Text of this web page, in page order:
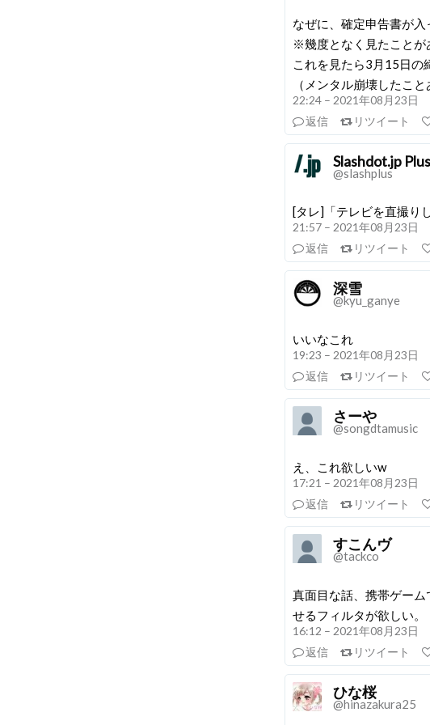
なぜに、確定申告書が入
※幾度となく見たことが
これを見たら3月15日の
（メンタル崩壊したこと
22:24 – 2021年08月23日
返信
リツイート
Slashdot.jp Plus
@slashplus
[タレ]「テレビを直撮り
21:57 – 2021年08月23日
返信
リツイート
深雪
@kyu_ganye
いいなこれ
19:23 – 2021年08月23日
返信
リツイート
さーや
@songdtamusic
え、これ欲しいw
17:21 – 2021年08月23日
返信
リツイート
すこんヴ
@tackco
真面目な話、携帯ゲー
せるフィルタが欲しい。
16:12 – 2021年08月23日
返信
リツイート
ひな桜
@hinazakura25